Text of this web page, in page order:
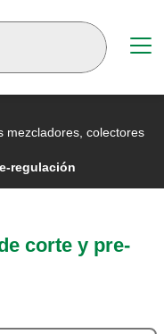
mezcladores, colectores
regulación
corte y pre-